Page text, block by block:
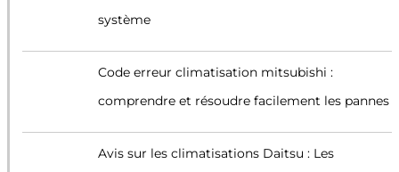
système
Code erreur climatisation mitsubishi :
comprendre et résoudre facilement les pannes
Avis sur les climatisations Daitsu : Les